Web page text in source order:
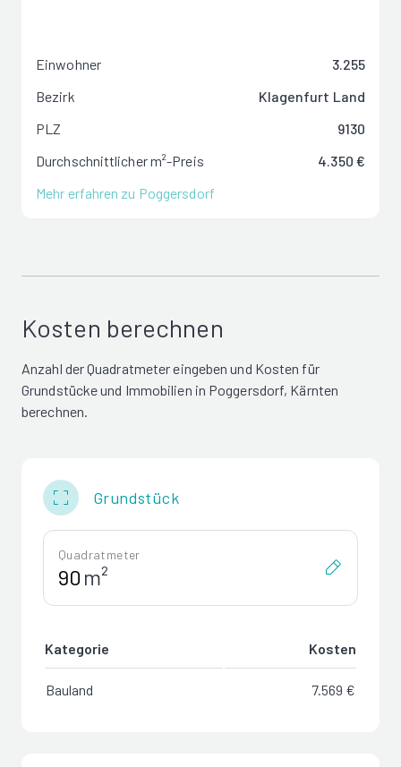
Einwohner
3.255
Bezirk
Klagenfurt Land
PLZ
9130
Durchschnittlicher m²-Preis
4.350 €
Mehr erfahren zu Poggersdorf
Kosten berechnen
Anzahl der Quadratmeter eingeben und Kosten für
Grundstücke und Immobilien in Poggersdorf, Kärnten
berechnen.
Grundstück
Quadratmeter
m²
Kategorie Kosten
Bauland 7.569 €